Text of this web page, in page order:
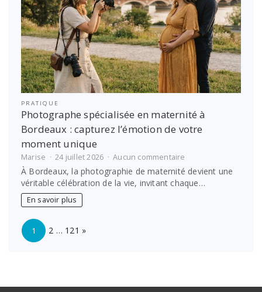
PRATIQUE
Photographe spécialisée en maternité à
Bordeaux : capturez l’émotion de votre
moment unique
Marise 24 juillet 2026 Aucun commentaire
Photographe
spécialisée
en
unique
À Bordeaux, la photographie de maternité devient une
véritable célébration de la vie, invitant chaque…
En savoir plus
Page:
1 2 … 121 »